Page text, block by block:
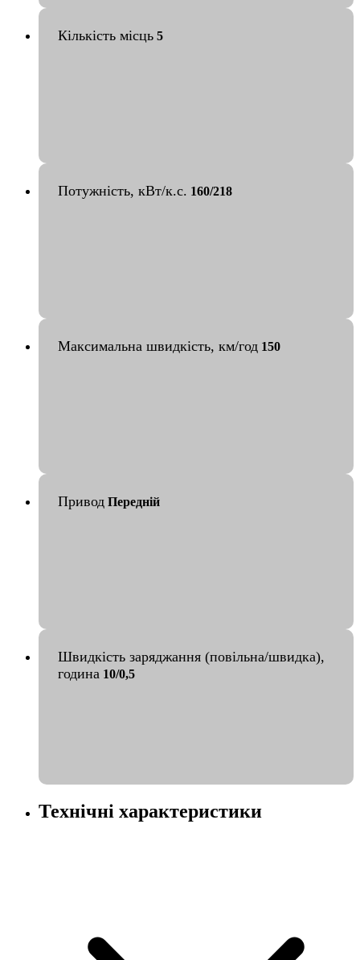
Кількість місць 5
Потужність, кВт/к.с. 160/218
Максимальна швидкість, км/год 150
Привод Передній
Швидкість заряджання (повільна/швидка),
година 10/0,5
Технічні характеристики